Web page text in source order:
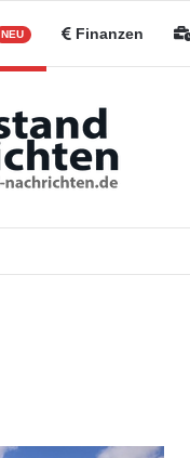
NEU Finanzen